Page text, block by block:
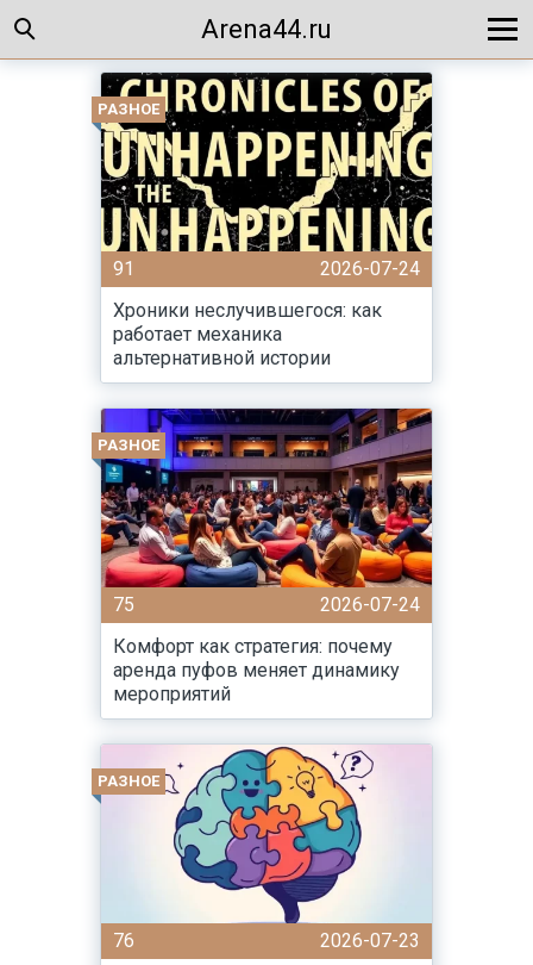
Arena44.ru
РАЗНОЕ
91
2026-07-24
Хроники неслучившегося: как
работает механика
альтернативной истории
РАЗНОЕ
75
2026-07-24
Комфорт как стратегия: почему
аренда пуфов меняет динамику
мероприятий
РАЗНОЕ
76
2026-07-23